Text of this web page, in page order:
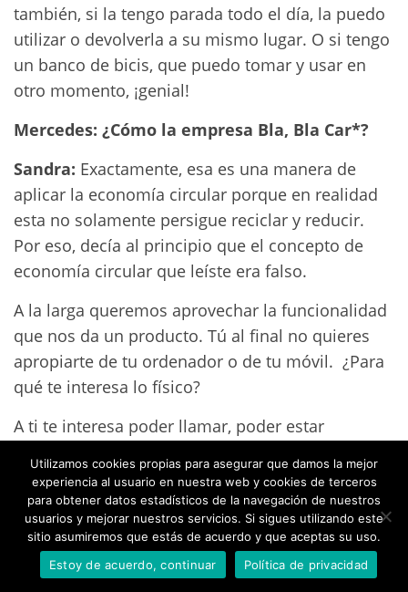
también, si la tengo parada todo el día, la puedo
utilizar o devolverla a su mismo lugar. O si tengo
un banco de bicis, que puedo tomar y usar en
otro momento, ¡genial!
Mercedes: ¿Cómo la empresa Bla, Bla Car*?
Sandra: Exactamente, esa es una manera de
aplicar la economía circular porque en realidad
esta no solamente persigue reciclar y reducir.
Por eso, decía al principio que el concepto de
economía circular que leíste era falso.
A la larga queremos aprovechar la funcionalidad
que nos da un producto. Tú al final no quieres
apropiarte de tu ordenador o de tu móvil. ¿Para
qué te interesa lo físico?
A ti te interesa poder llamar, poder estar
permite identificar un código QR etcétera.
Quieres la funcionalidad. Por eso, es que vamos
hacia una economía de servicios, lo que
compramos es el servicio, la funcionalidad de
ese producto y le devolvemos a su fabricante la
Utilizamos cookies propias para asegurar que damos la mejor
experiencia al usuario en nuestra web y cookies de terceros
para obtener datos estadísticos de la navegación de nuestros
usuarios y mejorar nuestros servicios. Si sigues utilizando este
sitio asumiremos que estás de acuerdo y que aceptas su uso.
Estoy de acuerdo, continuar
Política de privacidad